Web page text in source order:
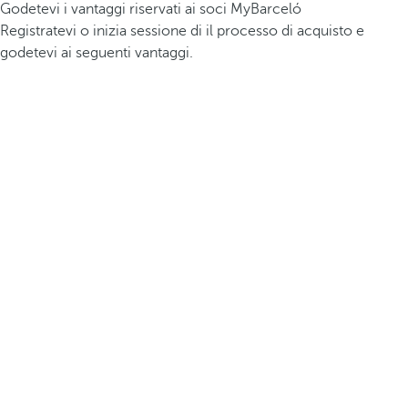
Godetevi i vantaggi riservati ai soci MyBarceló
Registratevi o inizia sessione di il processo di acquisto e
godetevi ai seguenti vantaggi.